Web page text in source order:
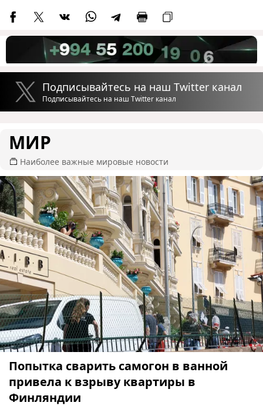
Подписывайтесь на наш Twitter канал
Подписывайтесь на наш Twitter канал
МИР
Наиболее важные мировые новости
Попытка сварить самогон в ванной
привела к взрыву квартиры в
Финляндии